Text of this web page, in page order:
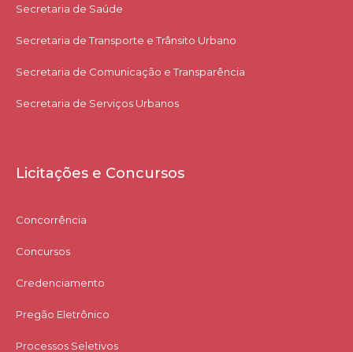
Secretaria de Saúde
Secretaria de Transporte e Trânsito Urbano
Secretaria de Comunicação e Transparência
Secretaria de Serviços Urbanos
Licitações e Concursos
Concorrência
Concursos
Credenciamento
Pregão Eletrônico
Processos Seletivos